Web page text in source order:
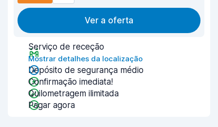
Ver a oferta
Serviço de receção
Mostrar detalhes da localização
Depósito de segurança médio
Confirmação imediata!
Quilometragem ilimitada
Pagar agora